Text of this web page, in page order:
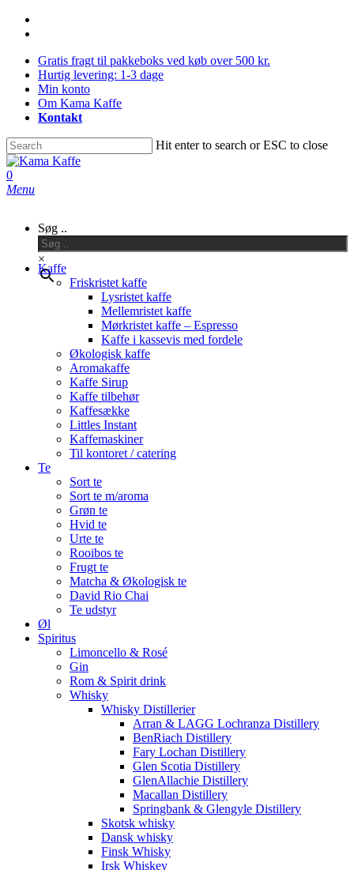
Skip
contentGratis fragt til pakkeboks ved køb over 500 kr.
Hurtig levering: 1-3 dage
Min konto
Om Kama Kaffe
Kontakt
Hit enter to search or ESC to close
Close
Search
0
Menu
Søg ..
×
Kaffe
Friskristet kaffe
Lysristet kaffe
Mellemristet kaffe
Mørkristet kaffe – Espresso
Kaffe i kassevis med fordele
Økologisk kaffe
Aromakaffe
Kaffe Sirup
Kaffe tilbehør
Kaffesække
Littles Instant
Kaffemaskiner
Til kontoret / catering
Te
Sort te
Sort te m/aroma
Grøn te
Hvid te
Urte te
Rooibos te
Frugt te
Matcha & Økologisk te
David Rio Chai
Te udstyr
Øl
Spiritus
Limoncello & Rosé
Gin
Rom & Spirit drink
Whisky
Whisky Distillerier
Arran & LAGG Lochranza Distillery
BenRiach Distillery
Fary Lochan Distillery
Glen Scotia Distillery
GlenAllachie Distillery
Macallan Distillery
Springbank & Glengyle Distillery
Skotsk whisky
Dansk whisky
Finsk Whisky
Irsk Whiskey